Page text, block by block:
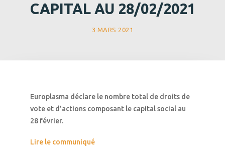
CAPITAL AU 28/02/2021
3 MARS 2021
Europlasma déclare le nombre total de droits de
vote et d’actions composant le capital social au
28 février.
Lire le communiqué